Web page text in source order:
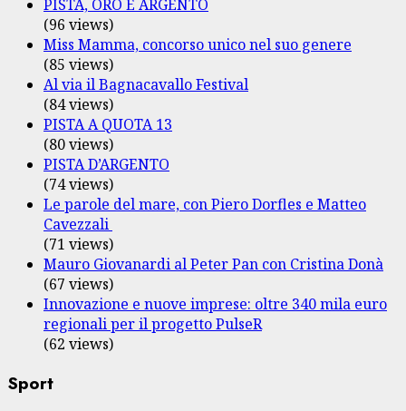
PISTA, ORO E ARGENTO
(96 views)
Miss Mamma, concorso unico nel suo genere
(85 views)
Al via il Bagnacavallo Festival
(84 views)
PISTA A QUOTA 13
(80 views)
PISTA D’ARGENTO
(74 views)
Le parole del mare, con Piero Dorfles e Matteo
Cavezzali
(71 views)
Mauro Giovanardi al Peter Pan con Cristina Donà
(67 views)
Innovazione e nuove imprese: oltre 340 mila euro
regionali per il progetto PulseR
(62 views)
Sport